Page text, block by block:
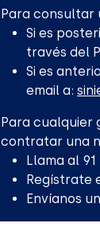
Para consultar
Si es
través del
Si es
email a:
Para cualquier
contratar una
Llama al
Regístrate
Envíanos